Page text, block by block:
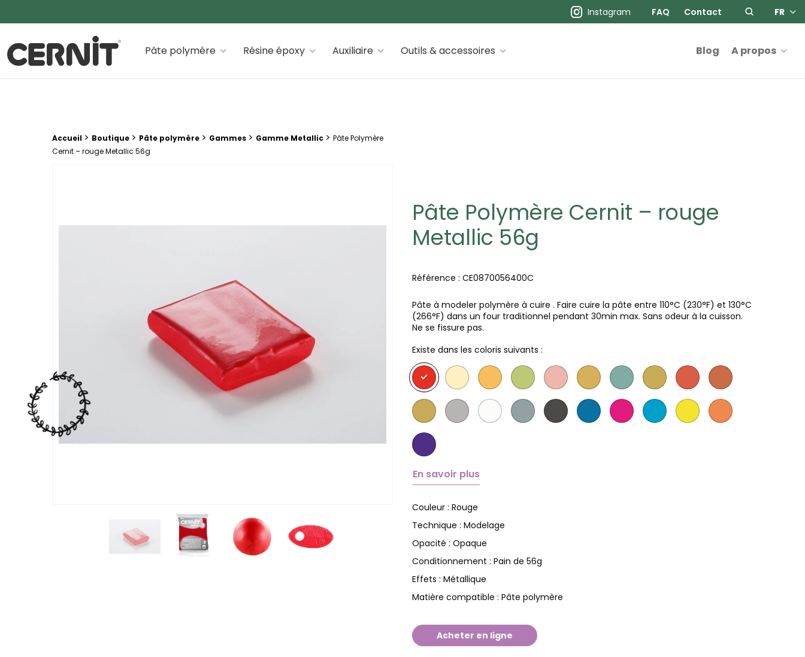
Instagram FAQ Contact FR
Cernit Une qualité haut de gamme pour des créations premiums
Pâte polymère Résine époxy Auxiliaire Outils & accessoires Blog A propos
Fil d'Ariane :
Accueil > Boutique > Pâte polymère > Gammes > Gamme Metallic > Pâte Polymère
Cernit – rouge Metallic 56g
Pâte Polymère Cernit – rouge
Metallic 56g
Référence : CE0870056400C
Pâte à modeler polymère à cuire . Faire cuire la pâte entre 110°C (230°F) et 130°C
(266°F) dans un four traditionnel pendant 30min max. Sans odeur à la cuisson.
Ne se fissure pas.
Existe dans les coloris suivants :
En savoir plus
Couleur : Rouge
Technique : Modelage
Opacité : Opaque
Conditionnement : Pain de 56g
Effets : Métallique
Matière compatible : Pâte polymère
Acheter en ligne